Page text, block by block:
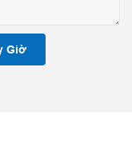
Giờ